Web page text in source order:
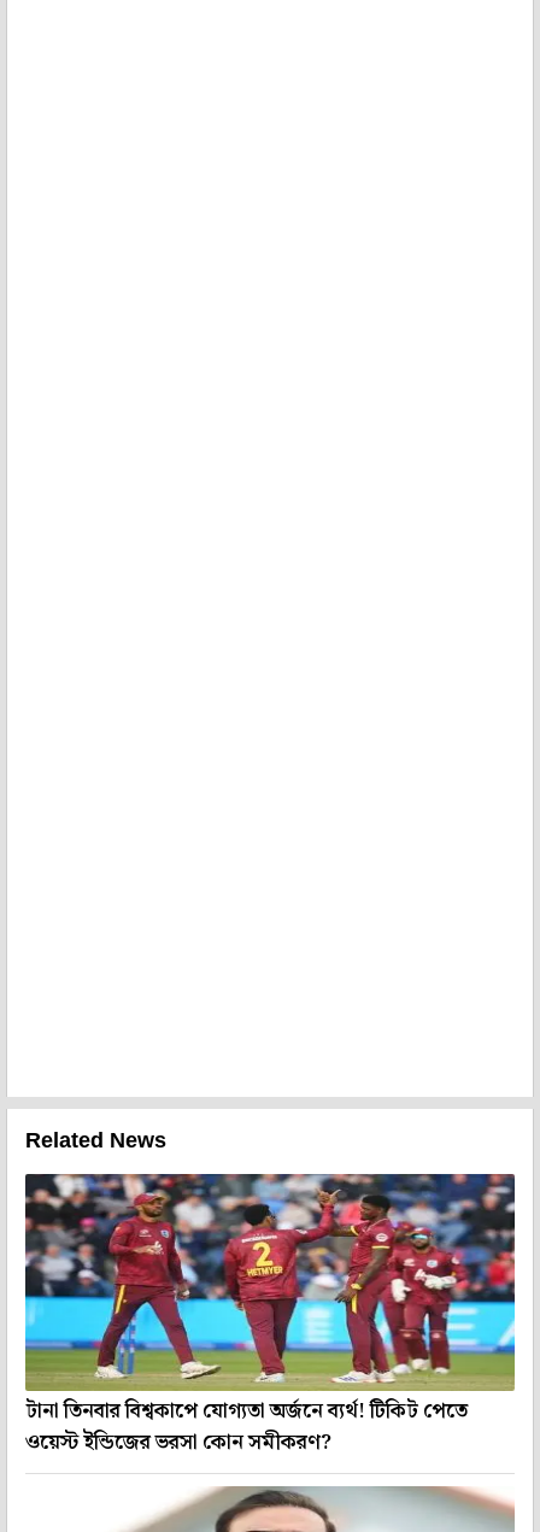
Related News
টানা তিনবার বিশ্বকাপে যোগ্যতা অর্জনে ব্যর্থ! টিকিট পেতে
ওয়েস্ট ইন্ডিজের ভরসা কোন সমীকরণ?